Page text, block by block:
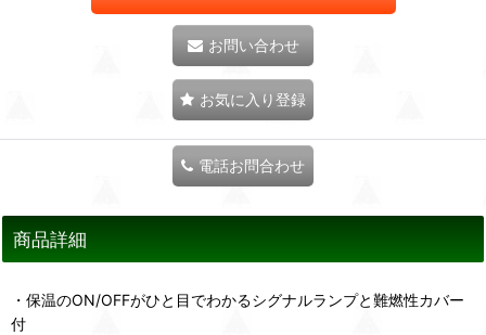
お問い合わせ
お気に入り登録
電話お問合わせ
商品詳細
・保温のON/OFFがひと目でわかるシグナルランプと難燃性カバー
付